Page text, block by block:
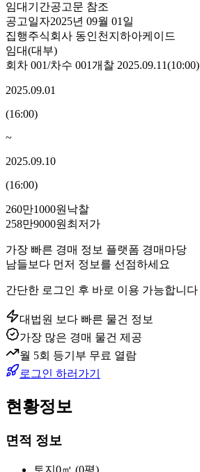
임대기간공고문 참조
공고일자2025년 09월 01일
집행주식회사 동인천지하아케이드
임대(대부)
회차 001/차수 001개찰 2025.09.11(10:00)
2025.09.01
(16:00)
~
2025.09.10
(16:00)
260만1000원 낙찰
258만9000원 최저가
가장 빠른 경매 정보 플랫폼 경매마당
남들보다 먼저 정보를 선점하세요
간단한 로그인 후 바로 이용 가능합니다
대법원 보다 빠른 물건 정보
가장 많은 경매 물건 제공
월 5회 등기부 무료 열람
로그인 하러가기
현황정보
면적 정보
토지 0㎡ (0평)